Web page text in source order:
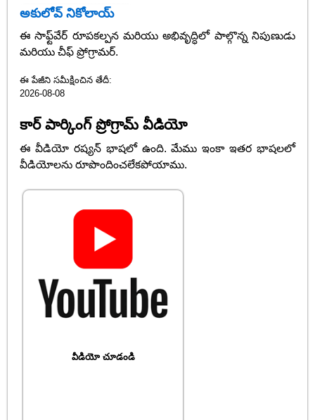
అకులోవ్ నికోలాయ్
ఈ సాఫ్ట్‌వేర్ రూపకల్పన మరియు అభివృద్ధిలో పాల్గొన్న నిపుణుడు
మరియు చీఫ్ ప్రోగ్రామర్.
ఈ పేజీని సమీక్షించిన తేదీ:
2026-08-08
కార్ పార్కింగ్ ప్రోగ్రామ్ వీడియో
ఈ వీడియో రష్యన్ భాషలో ఉంది. మేము ఇంకా ఇతర భాషలలో
వీడియోలను రూపొందించలేకపోయాము.
వీడియో చూడండి